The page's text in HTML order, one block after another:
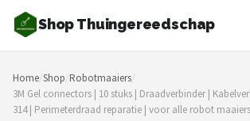
Shop Thuingereedschap
Zoeken
NAVIGATIE
Shop
Home/Shop/Robotmaaiers/
3M Gel connectors | 10 stuks | Draadverbinder |
314 | Perimeterdraad reparatie | voor alle robot